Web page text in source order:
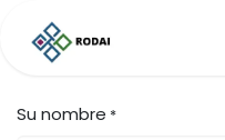
Su nombre *